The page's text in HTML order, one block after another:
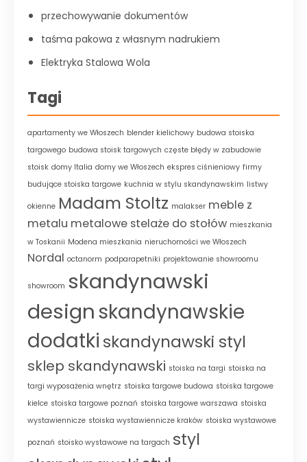
przechowywanie dokumentów
taśma pakowa z własnym nadrukiem
Elektryka Stalowa Wola
Tagi
apartamenty we Włoszech blender kielichowy budowa stoiska
targowego budowa stoisk targowych częste błędy w zabudowie
stoisk domy Italia domy we Włoszech ekspres ciśnieniowy firmy
budujące stoiska targowe kuchnia w stylu skandynawskim listwy
okienne Madam Stoltz malakser meble z
metalu metalowe stelaże do stołów mieszkania
w Toskanii Modena mieszkania nieruchomości we Włoszech
Nordal octanorm podparapetniki projektowanie showroomu
showroom skandynawski
designskandynawskie
dodatki skandynawski styl
sklep skandynawski stoiska na targi stoiska na
targi wyposażenia wnętrz stoiska targowe budowa stoiska targowe
kielce stoiska targowe poznań stoiska targowe warszawa stoiska
wystawiennicze stoiska wystawiennicze kraków stoiska wystawowe
poznań stoisko wystawowe na targach styl